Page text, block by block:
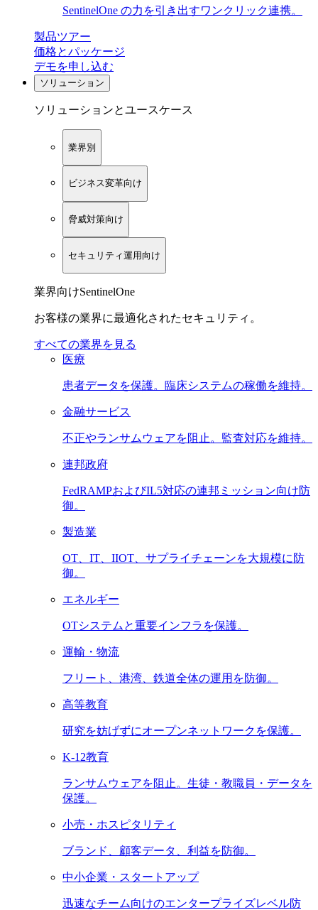
SentinelOne の力を引き出すワンクリック連携。
製品ツアー
価格とパッケージ
デモを申し込む
ソリューション
ソリューションとユースケース
業界別
ビジネス変革向け
脅威対策向け
セキュリティ運用向け
業界向けSentinelOne
お客様の業界に最適化されたセキュリティ。
すべての業界を見る
医療
患者データを保護。臨床システムの稼働を維持。
金融サービス
不正やランサムウェアを阻止。監査対応を維持。
連邦政府
FedRAMPおよびIL5対応の連邦ミッション向け防
御。
製造業
OT、IT、IIOT、サプライチェーンを大規模に防
御。
エネルギー
OTシステムと重要インフラを保護。
運輸・物流
フリート、港湾、鉄道全体の運用を防御。
高等教育
研究を妨げずにオープンネットワークを保護。
K-12教育
ランサムウェアを阻止。生徒・教職員・データを
保護。
小売・ホスピタリティ
ブランド、顧客データ、利益を防御。
中小企業・スタートアップ
迅速なチーム向けのエンタープライズレベル防